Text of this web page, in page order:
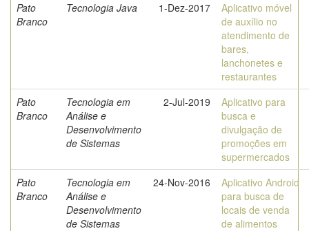
Pato
Branco
Tecnologia Java 1-Dez-2017
Aplicativo móvel
de auxílio no
atendimento de
bares,
lanchonetes e
restaurantes
Pato
Branco
Tecnologia em
Análise e
Desenvolvimento
de Sistemas
2-Jul-2019
Aplicativo para
busca e
divulgação de
promoções em
supermercados
Pato
Branco
Tecnologia em
Análise e
Desenvolvimento
de Sistemas
24-Nov-2016
Aplicativo Android
para busca de
locais de venda
de alimentos